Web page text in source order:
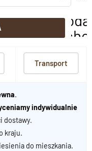
Transport
.
indywidualnie
dostawy.
kraju.
do mieszkania.